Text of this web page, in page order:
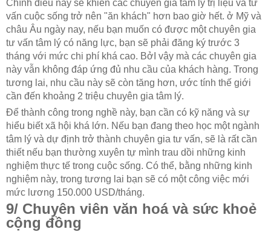
Chính điều này sẽ khiến các chuyên gia tâm lý trị liệu và tư
vấn cuộc sống trở nên "ăn khách" hơn bao giờ hết. ở Mỹ và
châu Âu ngày nay, nếu bạn muốn có được một chuyên gia
tư vấn tâm lý có năng lực, bạn sẽ phải đăng ký trước 3
tháng với mức chi phí khá cao. BởI vậy mà các chuyên gia
này vẫn không đáp ứng đủ nhu cầu của khách hàng. Trong
tương lai, nhu cầu này sẽ còn tăng hơn, ước tính thế giới
cần đến khoảng 2 triệu chuyên gia tâm lý.
Để thành công trong nghề này, bạn cần có kỹ năng và sự
hiểu biết xã hội khá lớn. Nếu bạn đang theo học một ngành
tâm lý và dự định trở thành chuyên gia tư vấn, sẽ là rất cần
thiết nếu bạn thường xuyên tự mình trau dồi những kinh
nghiệm thực tế trong cuộc sống. Có thể, bằng những kinh
nghiệm này, trong tương lai bạn sẽ có một công việc mới
mức lương 150.000 USD/tháng.
9/ Chuyên viên văn hoá và sức khoẻ
cộng đồng